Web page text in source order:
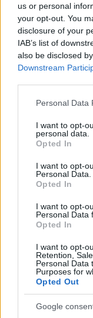
us or personal
your opt-out. You
disclosure of your
IAB’s list of
also be disclosed
Downstream
Please note that
not limited to your
grant or deny
use your data for
consent section.
Personal Data
I want to opt-
personal data.
Opted In
I want to opt-
Personal Data.
Opted In
I want to opt-
Personal Data
Opted In
I want to opt-
Retention,
Personal Data
Purposes for
Opted Out
Google
da
Condividi
F
a
ce
b
o
o
k
T
w
it
te
r
NOTIZIE RECENTI